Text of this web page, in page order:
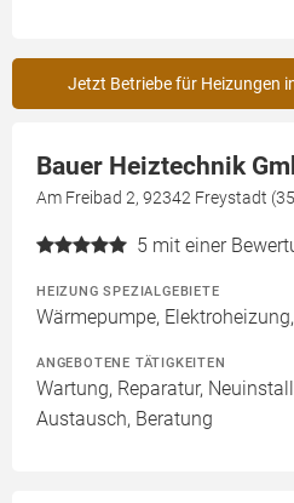
Jetzt Betriebe für Heizungen
Bauer Heiztechnik
Am Freibad 2, 92342 Freystadt
5 mit einer
HEIZUNG SPEZIALGEBIETE
Wärmepumpe,
ANGEBOTENE TÄTIGKEITEN
Wartung, Reparatur,
Austausch, Beratung